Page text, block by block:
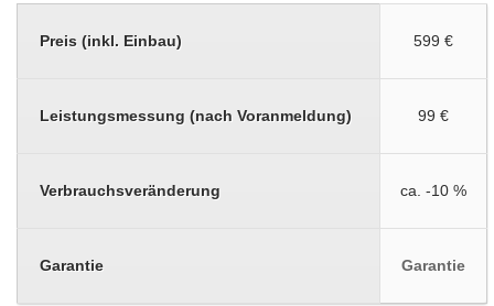
Preis (inkl. Einbau) 599 €
Leistungsmessung (nach Voranmeldung) 99 €
Verbrauchsveränderung ca. -10 %
Garantie Garantie